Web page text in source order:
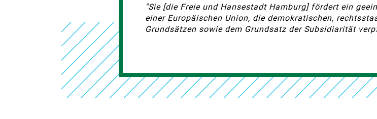
"Sie [die Freie und Hansestadt Hamburg] fördert ein
einer Europäischen Union, die demokratischen,
Grundsätzen sowie dem Grundsatz der Subsidiarität